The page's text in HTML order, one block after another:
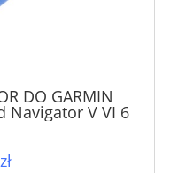
DO GARMIN
Navigator V VI 6